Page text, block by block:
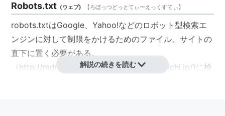
Robots.txt (ウェブ) 【ろぼっつどっとてぃーえっくすてぃ】
robots.txtはGoogle、Yahoo!などのロボット型検索エ
ンジンに対して制限をかけるためのファイル。サイトの
直下に置く必要がある。
（ http://mdn.mainichi.jp/(http://mdn.mainichi.jp/)に検
解説の続きを読む